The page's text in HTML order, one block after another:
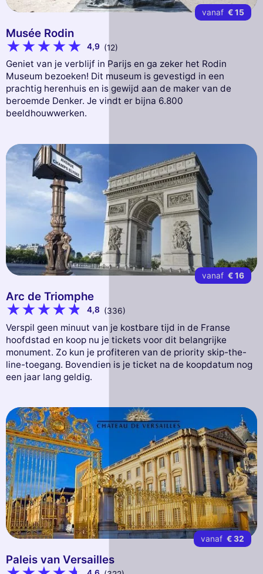
vanaf € 15
Musée Rodin
4,9 (12)
Geniet van je verblijf in Parijs en ga zeker het Rodin
Museum bezoeken! Dit museum is gevestigd in een
prachtig herenhuis en is gewijd aan de maker van de
beroemde Denker. Je vindt er bijna 6.800
beeldhouwwerken.
vanaf € 16
Arc de Triomphe
4,8 (336)
Verspil geen minuut van je kostbare tijd in de Franse
hoofdstad en koop nu je tickets voor dit belangrijke
monument. Zo kun je profiteren van de priority skip-the-
line-toegang. Bovendien is je ticket na de koopdatum nog
een jaar lang geldig.
vanaf € 32
Paleis van Versailles